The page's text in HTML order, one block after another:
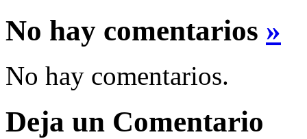
No hay comentarios »
No hay comentarios.
Deja un Comentario